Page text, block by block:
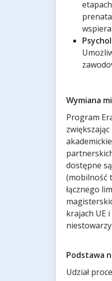
Wymiana
Program
dostępne
(mobilność
łącznego
krajach UE
Podstawa
Udział